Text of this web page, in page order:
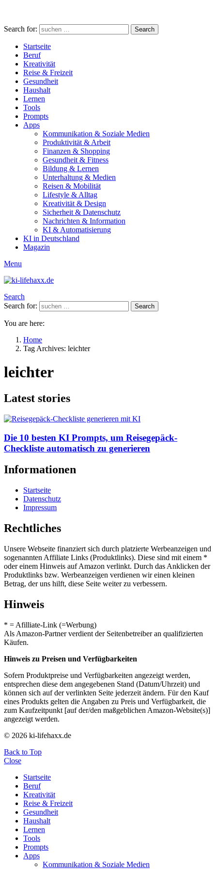
Search for: Search
Startseite
Beruf
Kreativität
Reise & Freizeit
Gesundheit
Haushalt
Lernen
Tools
Prompts
Apps
Kommunikation & Soziale Medien
Produktivität & Arbeit
Finanzen & Shopping
Gesundheit & Fitness
Bildung & Lernen
Unterhaltung & Medien
Reisen & Mobilität
Lifestyle & Alltag
Kreativität & Design
Sicherheit & Datenschutz
Nachrichten & Information
KI & Automatisierung
KI in Deutschland
Magazin
Menu
Search
Search for:
Search
You are here:
Home
Tag Archives: leichter
leichter
Latest stories
Die 10 besten KI Prompts, um Reisegepäck-
Checkliste automatisch zu generieren
Informationen
Startseite
Datenschutz
Impressum
Rechtliches
Unsere Webseite finanziert sich durch platzierte Werbeanzeigen und
sogenannten Affiliate Links (Produktlinks). Diese sind mit einem *
oder einem Hinweis auf Amazon verlinkt. Durch das Anklicken der
Produktlinks bzw. Werbeanzeigen verdienen wir einen kleinen
Betrag, der uns hilft, diese Seite weiter zu verbessern.
Hinweis
* = Afilliate-Link (=Werbung)
Als Amazon-Partner verdient der Seitenbetreiber an qualifizierten
Käufen.
Hinweis zu Preisen und Verfügbarkeiten
Sofern Produktpreise und Verfügbarkeiten angezeigt werden,
entsprechen diese dem angegebenen Stand (Datum/Uhrzeit) und
können sich auf der verlinkten Seite jederzeit ändern. Für den Kauf
eines Produkts gelten die Angaben zu Preis und Verfügbarkeit, die
zum Kaufzeitpunkt [auf der/den maßgeblichen Amazon-Website(s)]
angezeigt werden.
© 2026 ki-lifehaxx.de
Back to Top
Close
Startseite
Beruf
Kreativität
Reise & Freizeit
Gesundheit
Haushalt
Lernen
Tools
Prompts
Apps
Kommunikation & Soziale Medien